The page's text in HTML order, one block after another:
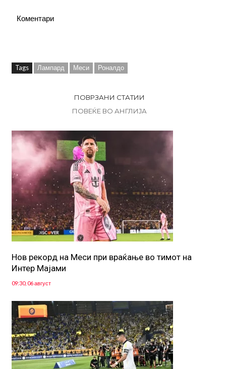
Коментари
Tags Лампард Меси Роналдо
ПОВРЗАНИ СТАТИИ
ПОВЕЌЕ ВО АНГЛИЈА
Нов рекорд на Меси при враќање во тимот на
Интер Мајами
09:30, 06 август